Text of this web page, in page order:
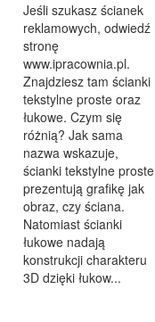
Jeśli szukasz ścianek
reklamowych, odwiedź
stronę
www.ipracownia.pl.
Znajdziesz tam ścianki
tekstylne proste oraz
łukowe. Czym się
różnią? Jak sama
nazwa wskazuje,
ścianki tekstylne proste
prezentują grafikę jak
obraz, czy ściana.
Natomiast ścianki
łukowe nadają
konstrukcji charakteru
3D dzięki łukow...